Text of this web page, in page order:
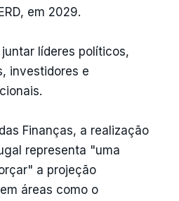
em 2029.
líderes políticos,
investidores e
Finanças, a realização
representa "uma
a projeção
áreas como o